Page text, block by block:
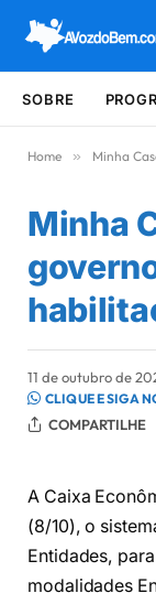
SOBRE
Home » Minha
Minha
11 de outubro de
CLIQUE E SIGA
COMPARTILHE
A Caixa
(8/10), o
Entidades,
modalidades